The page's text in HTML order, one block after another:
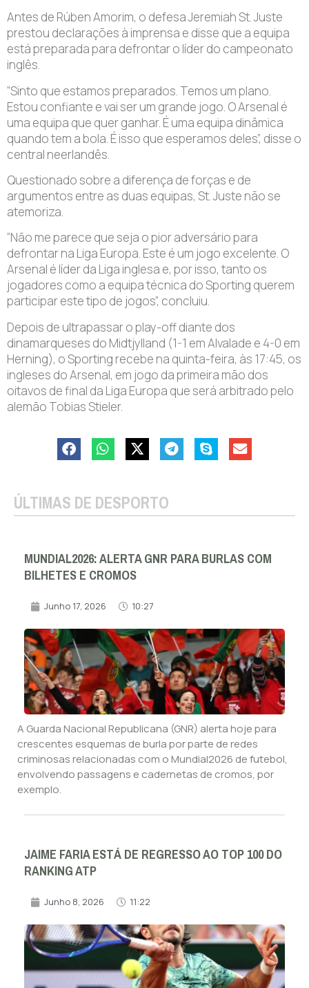
Antes de Rúben Amorim, o defesa Jeremiah St. Juste
prestou declarações à imprensa e disse que a equipa
está preparada para defrontar o líder do campeonato
inglês.
“Sinto que estamos preparados. Temos um plano.
Estou confiante e vai ser um grande jogo. O Arsenal é
uma equipa que quer ganhar. É uma equipa dinâmica
quando tem a bola. É isso que esperamos deles”, disse o
central neerlandês.
Questionado sobre a diferença de forças e de
argumentos entre as duas equipas, St. Juste não se
atemoriza.
“Não me parece que seja o pior adversário para
defrontar na Liga Europa. Este é um jogo excelente. O
Arsenal é líder da Liga inglesa e, por isso, tanto os
jogadores como a equipa técnica do Sporting querem
participar este tipo de jogos”, concluiu.
Depois de ultrapassar o play-off diante dos
dinamarqueses do Midtjylland (1-1 em Alvalade e 4-0 em
Herning), o Sporting recebe na quinta-feira, às 17:45, os
ingleses do Arsenal, em jogo da primeira mão dos
oitavos de final da Liga Europa que será arbitrado pelo
alemão Tobias Stieler.
ÚLTIMAS DE DESPORTO
MUNDIAL2026: ALERTA GNR PARA BURLAS COM
BILHETES E CROMOS
Junho 17, 2026 10:27
A Guarda Nacional Republicana (GNR) alerta hoje para
crescentes esquemas de burla por parte de redes
criminosas relacionadas com o Mundial2026 de futebol,
envolvendo passagens e cadernetas de cromos, por
exemplo.
JAIME FARIA ESTÁ DE REGRESSO AO TOP 100 DO
RANKING ATP
Junho 8, 2026 11:22